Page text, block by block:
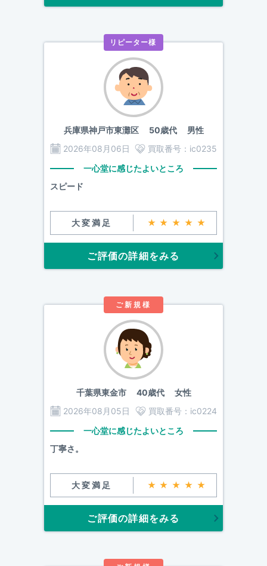
リピーター様
兵庫県神戸市東灘区50歳代 男性
2026年08月06日
買取番号： ic0235
一心堂に感じたよいところ
スピード
大変満足 ★★★★★
ご評価の詳細をみる
ご新規様
千葉県東金市40歳代 女性
2026年08月05日
買取番号： ic0224
一心堂に感じたよいところ
丁寧さ。
大変満足 ★★★★★
ご評価の詳細をみる